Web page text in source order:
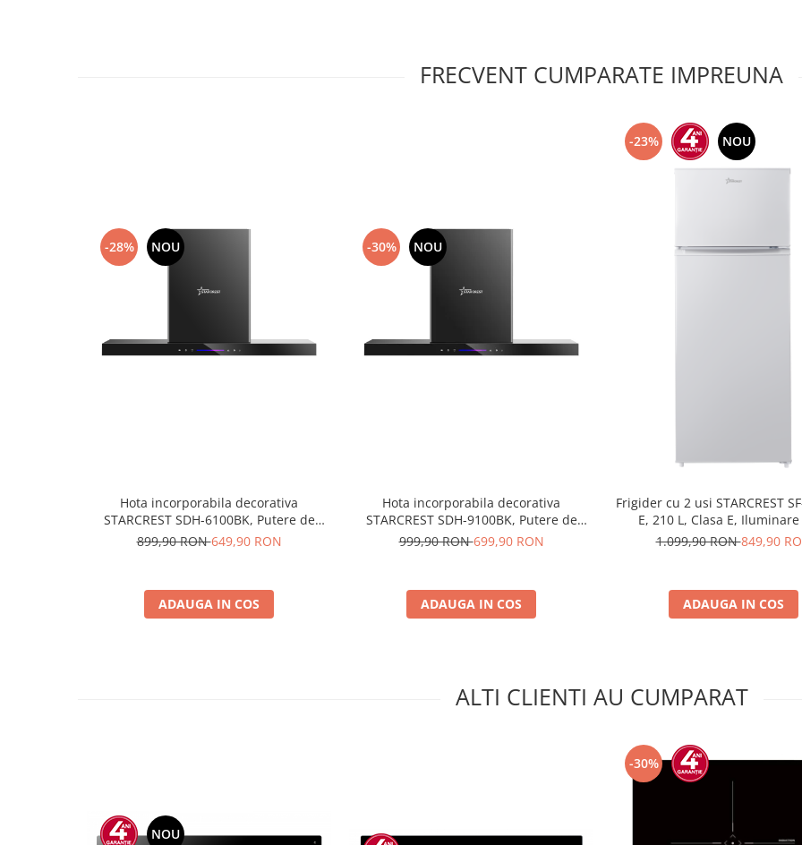
FRECVENT CUMPARATE IMPREUNA
-28% NOU
Hota incorporabila decorativa
STARCREST SDH-6100BK, Putere de
absorbtie 500 m3/h, Control touch,
899,90 RON649,90 RON
ADAUGA IN COS
-30% NOU
Hota incorporabila decorativa
STARCREST SDH-9100BK, Putere de
absorbtie 500 m3/h, Control touch,
999,90 RON699,90 RON
ADAUGA IN COS
-23% NOU
Frigider cu 2 usi STARCREST
E, 210 L, Clasa E, Iluminare
Termostat Ajustabil, Usi
1.099,90 RON849,90
ADAUGA IN COS
ALTI CLIENTI AU CUMPARAT
NOU
-30%